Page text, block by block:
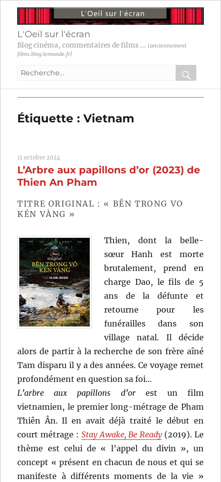
L'Oeil sur l'écran
Blog cinéma, commentaires de films ... (anciennement
films.blog.lemonde.fr)
Recherche
:
OK
Étiquette :Vietnam
11 octobre 2024
L’Arbre aux papillons d’or (2023) de
Thien An Pham
TITRE ORIGINAL : « BÊN TRONG VO
KÉN VÀNG »
Thien, dont la belle-
sœur Hanh est morte
brutalement, prend en
charge Dao, le fils de 5
ans de la défunte et
retourne pour les
funérailles dans son
village natal. Il décide
alors de partir à la recherche de son frère aîné
Tam disparu il y a des années. Ce voyage remet
profondément en question sa foi…
L’arbre aux papillons d’orest un film
vietnamien, le premier long-métrage de Pham
Thiên Ân. Il en avait déjà traité le début en
court métrage : Stay Awake, Be Ready(2019). Le
thème est celui de « l’appel du divin », un
concept « présent en chacun de nous et qui se
manifeste à différents moments de la vie »